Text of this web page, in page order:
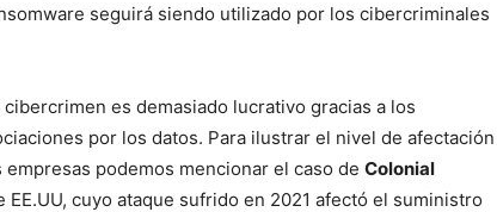
seguirá siendo utilizado por los cibercriminales
es demasiado lucrativo gracias a los
por los datos. Para ilustrar el nivel de afectación
podemos mencionar el caso de Colonial
cuyo ataque sufrido en 2021 afectó el suministro